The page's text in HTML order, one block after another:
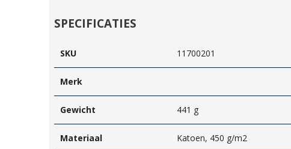
SPECIFICATIES
SKU 11700201
Merk
Gewicht 441 g
Materiaal Katoen, 450 g/m2